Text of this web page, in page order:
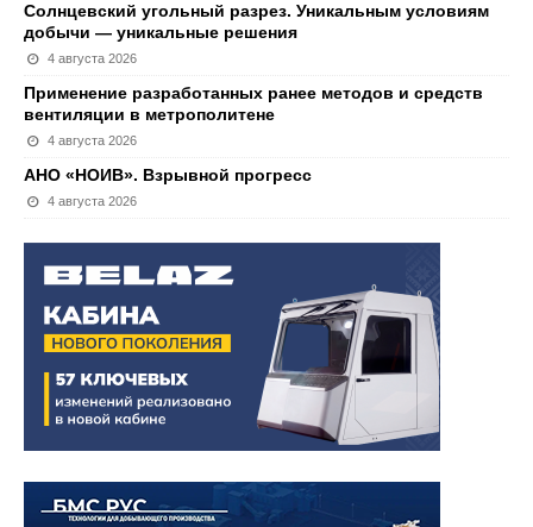
Солнцевский угольный разрез. Уникальным условиям
добычи — уникальные решения
4 августа 2026
Применение разработанных ранее методов и средств
вентиляции в метрополитене
4 августа 2026
АНО «НОИВ». Взрывной прогресс
4 августа 2026